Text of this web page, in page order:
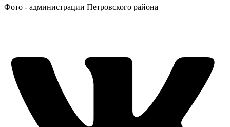
Фото - администрации Петровского района